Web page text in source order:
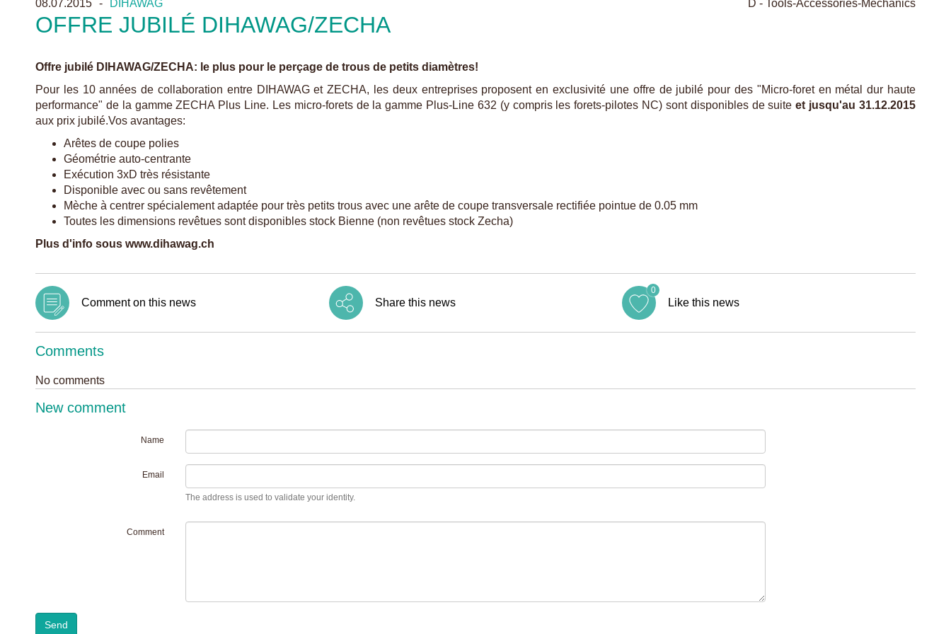
08.07.2015 DIHAWAG D - Tools-Accessories-Mechanics
OFFRE JUBILÉ DIHAWAG/ZECHA
Offre jubilé DIHAWAG/ZECHA: le plus pour le perçage de trous de petits diamètres!
Pour les 10 années de collaboration entre DIHAWAG et ZECHA, les deux entreprises proposent en exclusivité une offre de jubilé pour des "Micro-foret en métal dur haute
performance" de la gamme ZECHA Plus Line. Les micro-forets de la gamme Plus-Line 632 (y compris les forets-pilotes NC) sont disponibles de suiteet jusqu'au 31.12.2015
aux prix jubilé.Vos avantages:
Arêtes de coupe polies
Géométrie auto-centrante
Exécution 3xD très résistante
Disponible avec ou sans revêtement
Mèche à centrer spécialement adaptée pour très petits trous avec une arête de coupe transversale rectifiée pointue de 0.05 mm
Toutes les dimensions revêtues sont disponibles stock Bienne (non revêtues stock Zecha)
Plus d'info sous www.dihawag.ch
Comment on this news Share this news Like this news
0
Comments
No comments
New comment
Name
Email
The address is used to validate your identity.
Comment
Send